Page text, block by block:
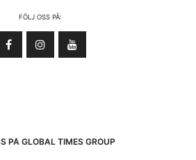
FÖLJ OSS PÅ:
PÅ GLOBAL TIMES GROUP